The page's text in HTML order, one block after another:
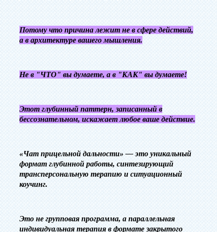
Потому что причина лежит не в сфере действий,
а в архитектуре вашего мышления.
Не в "ЧТО" вы думаете, а в "КАК" вы думаете!
Этот глубинный паттерн, записанный в
бессознательном, искажает любое ваше действие.
‎«Чат прицельной дальности» — это уникальный
формат глубинной работы, синтезирующий
трансперсональную терапию и ситуационный
коучинг.
Это не групповая программа, а параллельная
индивидуальная терапия в формате закрытого